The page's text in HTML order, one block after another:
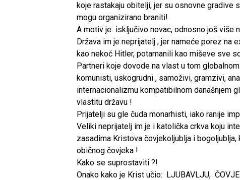
koje rastakaju obitelji, jer su osnovne gradive
mogu organizirano braniti!
A motiv je isključivo novac, odnosno još više
Država im je neprijatelj , jer nameće porez na
kao nekoć Hitler, potamanili kao miševe sve
Partneri koje dovode na vlast u tom
komunisti, uskogrudni , samoživi, gramzivi,
internacionalizmu kompatibilnom današnjem
vlastitu državu !
Prijatelji su gle čuda monarhisti, iako ranije
Veliki neprijatelj im je i katolička crkva koju
zasadima Kristova čovjekoljublja i
običnog čovjeka !
Kako se suprostaviti ?!
Onako kako je Krist učio: LJUBAVLJU,